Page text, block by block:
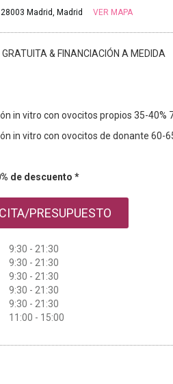
Madrid, Madrid VER MAPA
& FINANCIACIÓN A MEDIDA
in vitro con ovocitos propios 35-40%
in vitro con ovocitos de donante 60-
de descuento *
PRESUPUESTO
9:30 - 21:30
9:30 - 21:30
9:30 - 21:30
9:30 - 21:30
9:30 - 21:30
11:00 - 15:00